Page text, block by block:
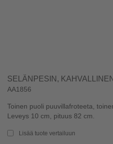
SELÄNPESIN, KAHVALLINEN
AA1856
Toinen puoli puuvillafroteeta,
Leveys 10 cm, pituus 82 cm.
Lisää tuote vertailuun